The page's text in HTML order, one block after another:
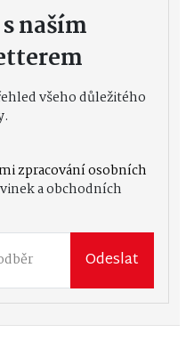
naším
všeho důležitého
zpracování osobních
a obchodních
Odeslat